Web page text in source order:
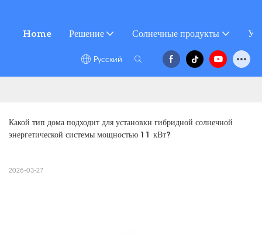
Home Решение Солнечные продукты
Pусский
Какой тип дома подходит для установки гибридной солнечной
энергетической системы мощностью 11 кВт?
2026-03-27